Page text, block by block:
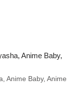
Anime Baby, Anime